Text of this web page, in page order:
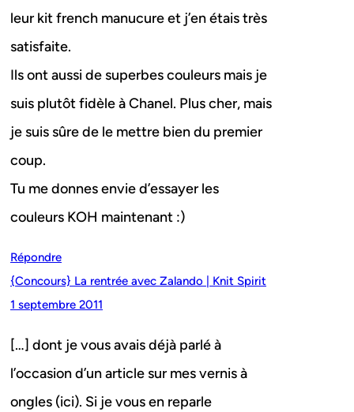
leur kit french manucure et j’en étais très
satisfaite.
Ils ont aussi de superbes couleurs mais je
suis plutôt fidèle à Chanel. Plus cher, mais
je suis sûre de le mettre bien du premier
coup.
Tu me donnes envie d’essayer les
couleurs KOH maintenant :)
Répondre
{Concours} La rentrée avec Zalando | Knit Spirit
1 septembre 2011
[…] dont je vous avais déjà parlé à
l’occasion d’un article sur mes vernis à
ongles (ici). Si je vous en reparle